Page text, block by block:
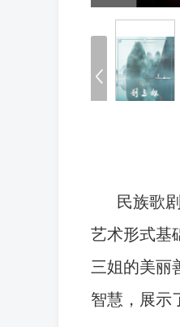
民族歌
艺术形式基
三姐的美丽
智慧，展示